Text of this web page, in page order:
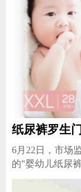
纸尿裤罗生
6月22日，市场
的"婴幼儿纸尿